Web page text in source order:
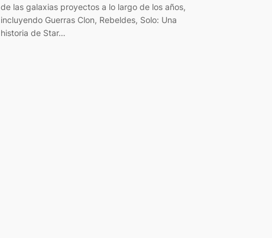
de las galaxias proyectos a lo largo de los años,
incluyendo Guerras Clon, Rebeldes, Solo: Una
historia de Star…